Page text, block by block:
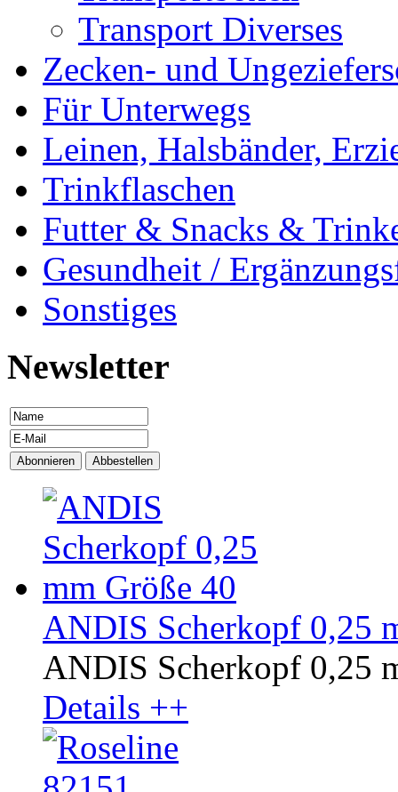
Transport Diverses
Zecken- und
Für Unterwegs
Leinen, Halsbänder,
Trinkflaschen
Futter & Snacks &
Gesundheit /
Sonstiges
Newsletter
ANDIS Scherkopf 0,25
ANDIS Scherkopf 0,25
Details ++